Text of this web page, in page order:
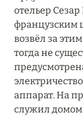
Hôtel Le Walt
Hôtel Napoléon
Hôtel Plaza
Kopster Hotel
отельер
французским
возвёл за
тогда не
аппарат. На
служил домом